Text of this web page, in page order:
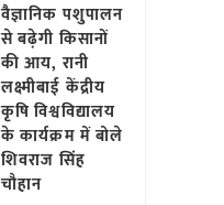
वैज्ञानिक पशुपालन
से बढ़ेगी किसानों
की आय, रानी
लक्ष्मीबाई केंद्रीय
कृषि विश्वविद्यालय
के कार्यक्रम में बोले
शिवराज सिंह
चौहान